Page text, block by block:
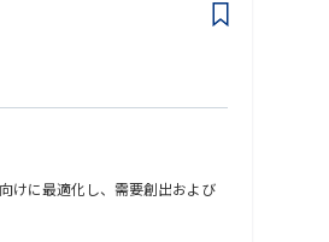
けに最適化し、需要創出および